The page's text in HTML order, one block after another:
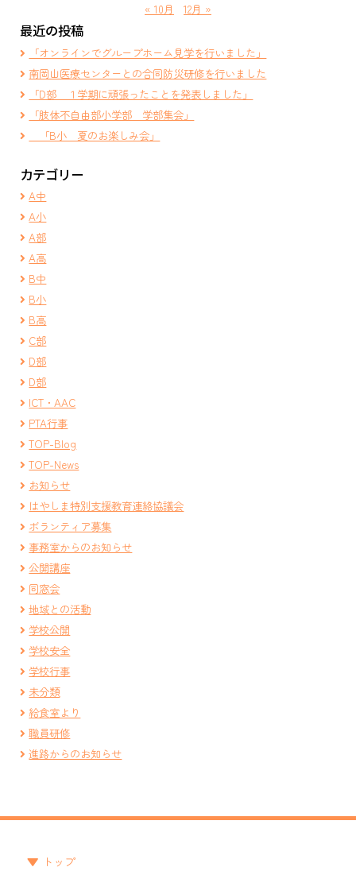
« 10月 12月 »
最近の投稿
「オンラインでグループホーム見学を行いました」
南岡山医療センターとの合同防災研修を行いました
「D部 １学期に頑張ったことを発表しました」
「肢体不自由部小学部 学部集会」
「B小 夏のお楽しみ会」
カテゴリー
A中
A小
A部
A高
B中
B小
B高
C部
D部
D部
ICT・AAC
PTA行事
TOP-Blog
TOP-News
お知らせ
はやしま特別支援教育連絡協議会
ボランティア募集
事務室からのお知らせ
公開講座
同窓会
地域との活動
学校公開
学校安全
学校行事
未分類
給食室より
職員研修
進路からのお知らせ
トップ